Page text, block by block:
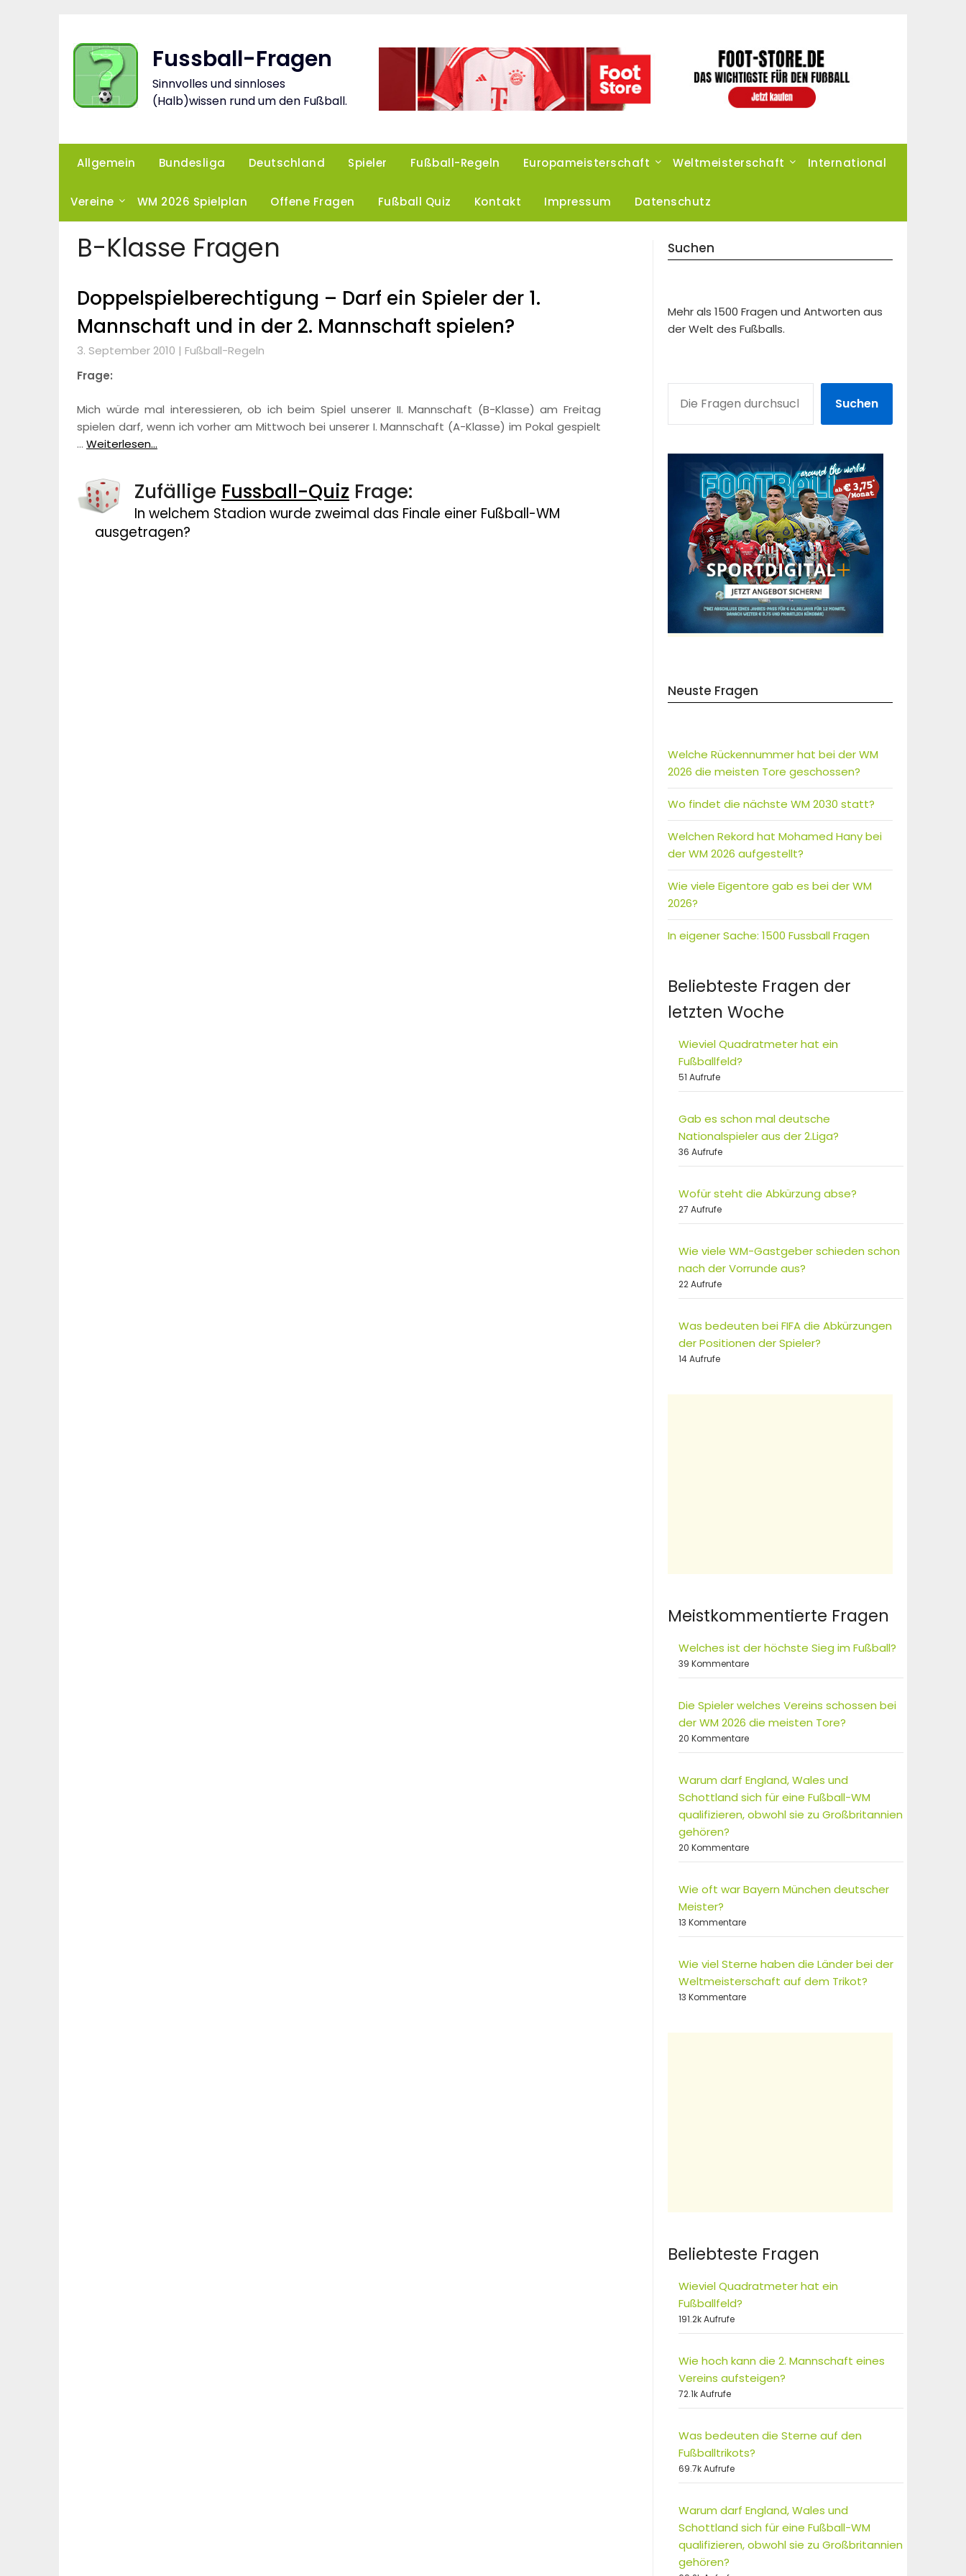
Fussball-Fragen
Sinnvolles und sinnloses
(Halb)wissen rund um den Fußball.
Allgemein Bundesliga Deutschland Spieler Fußball-Regeln Europameisterschaft Weltmeisterschaft International
Vereine WM 2026 Spielplan Offene Fragen Fußball Quiz Kontakt Impressum Datenschutz
B-Klasse Fragen
Doppelspielberechtigung – Darf ein Spieler der 1.
Mannschaft und in der 2. Mannschaft spielen?
3. September 2010 | Fußball-Regeln
Frage:
Mich würde mal interessieren, ob ich beim Spiel unserer II. Mannschaft (B-Klasse) am Freitag
spielen darf, wenn ich vorher am Mittwoch bei unserer I. Mannschaft (A-Klasse) im Pokal gespielt
… Weiterlesen...
Zufällige Fussball-Quiz Frage:
In welchem Stadion wurde zweimal das Finale einer Fußball-WM
ausgetragen?
Suchen
Mehr als 1500 Fragen und Antworten aus
der Welt des Fußballs.
Suchen
Neuste Fragen
Welche Rückennummer hat bei der WM
2026 die meisten Tore geschossen?
Wo findet die nächste WM 2030 statt?
Welchen Rekord hat Mohamed Hany bei
der WM 2026 aufgestellt?
Wie viele Eigentore gab es bei der WM
2026?
In eigener Sache: 1500 Fussball Fragen
Beliebteste Fragen der
letzten Woche
Wieviel Quadratmeter hat ein
Fußballfeld?
51 Aufrufe
Gab es schon mal deutsche
Nationalspieler aus der 2.Liga?
36 Aufrufe
Wofür steht die Abkürzung abse?
27 Aufrufe
Wie viele WM-Gastgeber schieden schon
nach der Vorrunde aus?
22 Aufrufe
Was bedeuten bei FIFA die Abkürzungen
der Positionen der Spieler?
14 Aufrufe
Meistkommentierte Fragen
Welches ist der höchste Sieg im Fußball?
39 Kommentare
Die Spieler welches Vereins schossen bei
der WM 2026 die meisten Tore?
20 Kommentare
Warum darf England, Wales und
Schottland sich für eine Fußball-WM
qualifizieren, obwohl sie zu Großbritannien
gehören?
20 Kommentare
Wie oft war Bayern München deutscher
Meister?
13 Kommentare
Wie viel Sterne haben die Länder bei der
Weltmeisterschaft auf dem Trikot?
13 Kommentare
Beliebteste Fragen
Wieviel Quadratmeter hat ein
Fußballfeld?
191.2k Aufrufe
Wie hoch kann die 2. Mannschaft eines
Vereins aufsteigen?
72.1k Aufrufe
Was bedeuten die Sterne auf den
Fußballtrikots?
69.7k Aufrufe
Warum darf England, Wales und
Schottland sich für eine Fußball-WM
qualifizieren, obwohl sie zu Großbritannien
gehören?